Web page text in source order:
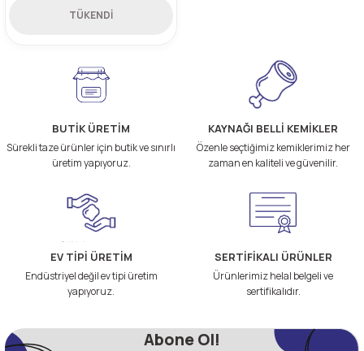
TÜKENDİ
BUTİK ÜRETİM
Sürekli taze ürünler için butik ve sınırlı
üretim yapıyoruz.
KAYNAĞI BELLİ KEMİKLER
Özenle seçtiğimiz kemiklerimiz her
zaman en kaliteli ve güvenilir.
EV TİPİ ÜRETİM
Endüstriyel değil ev tipi üretim
yapıyoruz.
SERTİFİKALI ÜRÜNLER
Ürünlerimiz helal belgeli ve
sertifikalıdır.
Abone Ol!